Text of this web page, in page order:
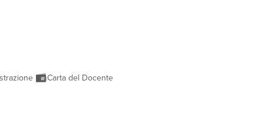
Carta del Docente